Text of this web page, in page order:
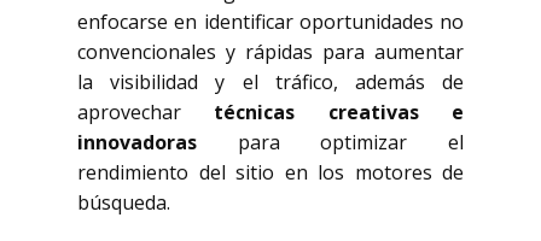
enfocarse en identificar oportunidades no
convencionales y rápidas para aumentar
la visibilidad y el tráfico, además de
aprovechar técnicas creativas e
innovadoras para optimizar el
rendimiento del sitio en los motores de
búsqueda.